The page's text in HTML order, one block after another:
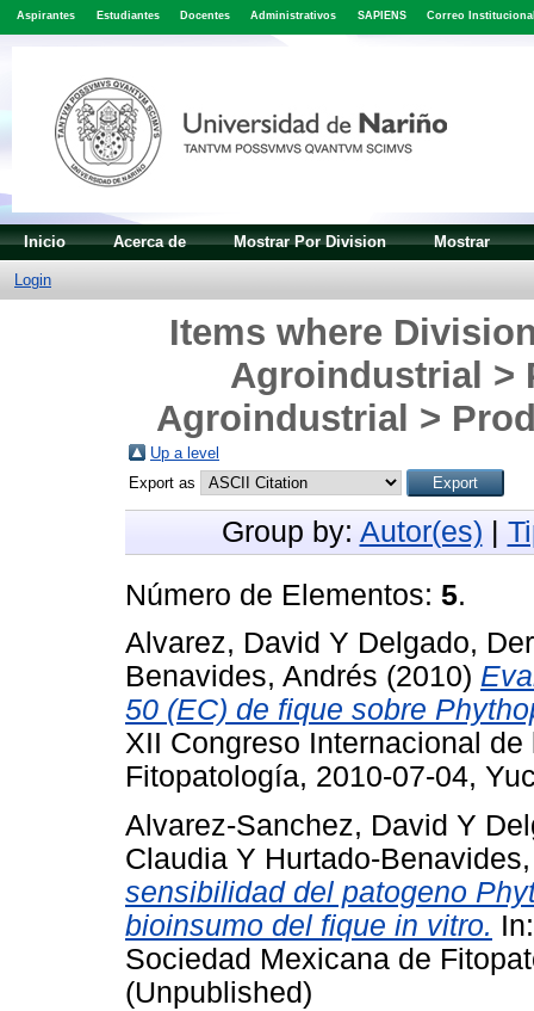
Aspirantes Estudiantes Docentes Administrativos SAPIENS Correo
Inicio Acerca de Mostrar Por Division Mostrar
Login
Items where
Agroindustrial >
Agroindustrial >
Up a level
Export as
Group by: Autor(es) |
Número de Elementos: 5.
Alvarez, David Y Delgado,
Benavides, Andrés (2010)
50 (EC) de fique sobre
XII Congreso Internacional
Fitopatología, 2010-07-04,
Alvarez-Sanchez, David Y
Claudia Y Hurtado-
sensibilidad del patogeno
bioinsumo del fique in vitro.
Sociedad Mexicana de
(Unpublished)